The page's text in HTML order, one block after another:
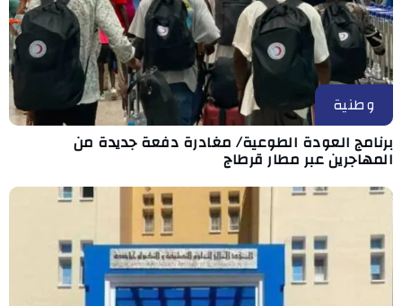
وطنية
برنامج العودة الطوعية/ مغادرة دفعة جديدة من
المهاجرين عبر مطار قرطاج